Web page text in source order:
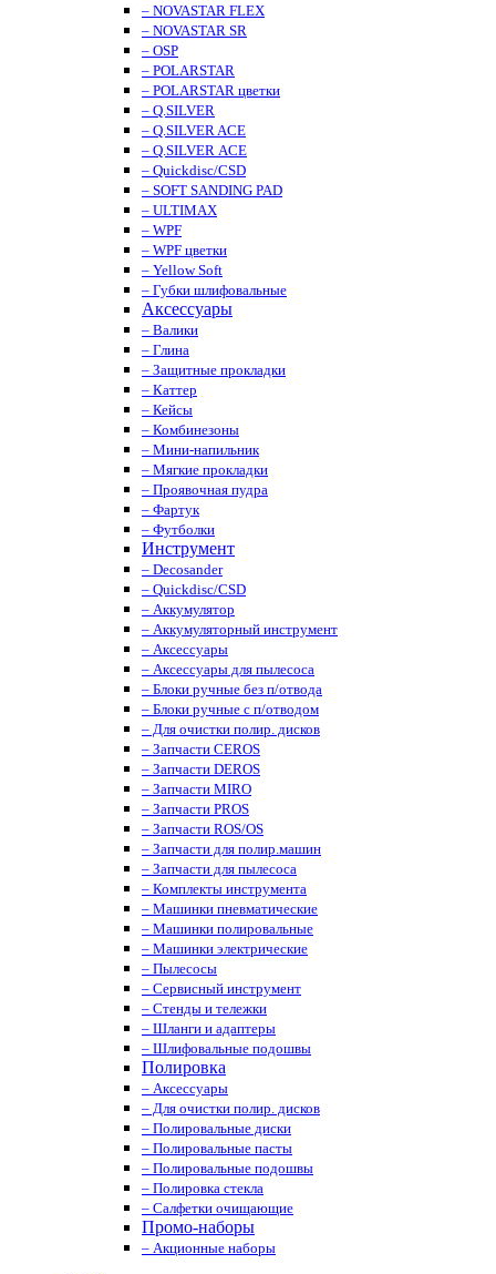
– NOVASTAR FLEX
– NOVASTAR SR
– OSP
– POLARSTAR
– POLARSTAR цветки
– Q.SILVER
– Q.SILVER ACE
– Q.SILVER ACE
– Quickdisc/CSD
– SOFT SANDING PAD
– ULTIMAX
– WPF
– WPF цветки
– Yellow Soft
– Губки шлифовальные
Аксессуары
– Валики
– Глина
– Защитные прокладки
– Каттер
– Кейсы
– Комбинезоны
– Мини-напильник
– Мягкие прокладки
– Проявочная пудра
– Фартук
– Футболки
Инструмент
– Decosander
– Quickdisc/CSD
– Аккумулятор
– Аккумуляторный инструмент
– Аксессуары
– Аксессуары для пылесоса
– Блоки ручные без п/отвода
– Блоки ручные с п/отводом
– Для очистки полир. дисков
– Запчасти CEROS
– Запчасти DEROS
– Запчасти MIRO
– Запчасти PROS
– Запчасти ROS/OS
– Запчасти для полир.машин
– Запчасти для пылесоса
– Комплекты инструмента
– Машинки пневматические
– Машинки полировальные
– Машинки электрические
– Пылесосы
– Сервисный инструмент
– Стенды и тележки
– Шланги и адаптеры
– Шлифовальные подошвы
Полировка
– Аксессуары
– Для очистки полир. дисков
– Полировальные диски
– Полировальные пасты
– Полировальные подошвы
– Полировка стекла
– Салфетки очищающие
Промо-наборы
– Акционные наборы